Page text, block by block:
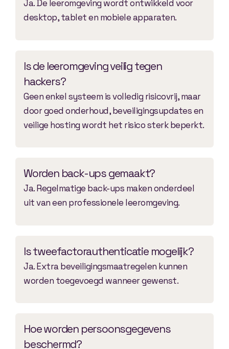
Ja. De leeromgeving wordt ontwikkeld voor
desktop, tablet en mobiele apparaten.
Is de leeromgeving veilig tegen
hackers?
Geen enkel systeem is volledig risicovrij, maar
door goed onderhoud, beveiligingsupdates en
veilige hosting wordt het risico sterk beperkt.
Worden back-ups gemaakt?
Ja. Regelmatige back-ups maken onderdeel
uit van een professionele leeromgeving.
Is tweefactorauthenticatie mogelijk?
Ja. Extra beveiligingsmaatregelen kunnen
worden toegevoegd wanneer gewenst.
Hoe worden persoonsgegevens
beschermd?